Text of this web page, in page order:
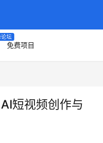
坛
免费项目
短视频创作与